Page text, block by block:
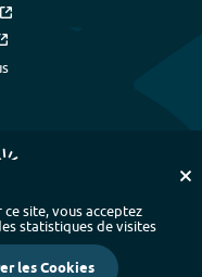
-
Paramétrer les cookies
site, vous acceptez
statistiques de visites
les Cookies